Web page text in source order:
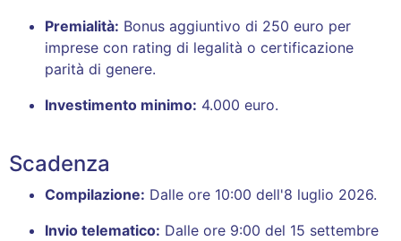
Premialità: Bonus aggiuntivo di 250 euro per
imprese con rating di legalità o certificazione
parità di genere.
Investimento minimo: 4.000 euro.
Scadenza
Compilazione: Dalle ore 10:00 dell'8 luglio 2026.
Invio telematico: Dalle ore 9:00 del 15 settembre